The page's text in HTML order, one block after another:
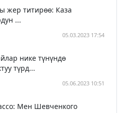
жер титирөө: Каза
...
05.03.2023 17:54
нике түнүндө
түрд...
05.06.2023 10:51
Мен Шевченкого